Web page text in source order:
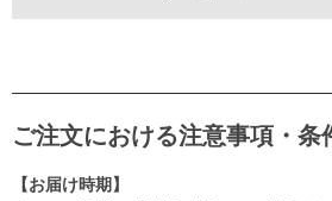
ご注文における注意事項・条
【お届け時期】